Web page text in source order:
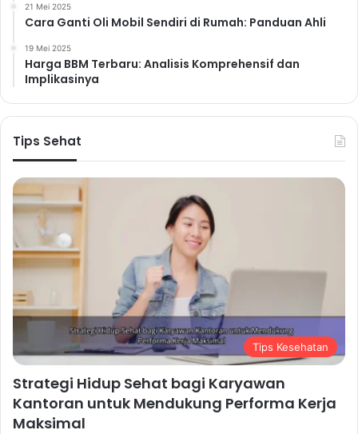
21 Mei 2025
Cara Ganti Oli Mobil Sendiri di Rumah: Panduan Ahli
19 Mei 2025
Harga BBM Terbaru: Analisis Komprehensif dan
Implikasinya
Tips Sehat
Tips Kesehatan
Strategi Hidup Sehat bagi Karyawan
Kantoran untuk Mendukung Performa Kerja
Maksimal